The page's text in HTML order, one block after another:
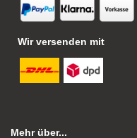
Wir versenden mit
Mehr über...